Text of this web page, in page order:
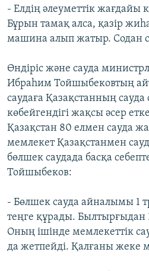
- Елдің әлеуметтік жағдайы
Бұрын тамақ алса, қазір
машина алып жатыр. Содан
Өндіріс және сауда
Ибраһим Тойшыбековтың
саудаға Қазақстанның сауда
көбейгендігі жақсы әсер
Қазақстан 80 елмен сауда
мемлекет Қазақстанмен
бөлшек саудада басқа
Тойшыбеков:
- Бөлшек сауда айналымы 1
теңге құрады. Былтырғыдан
Оның ішінде мемлекеттік
да жетпейді. Қалғаны жеке